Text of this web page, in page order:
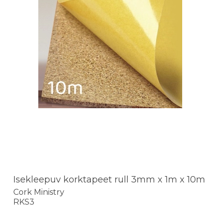
Isekleepuv korktapeet rull 3mm x 1m x 10m
Cork Ministry
RKS3